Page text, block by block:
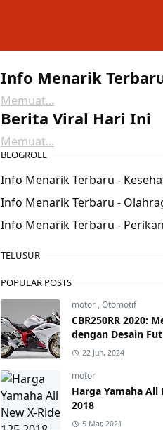
Info Menarik
Memuat...
Berita Viral Hari Ini
Memuat...
BLOGROLL
Info Menarik Terbaru -
Info Menarik Terbaru -
Info Menarik Terbaru -
TELUSUR
POPULAR POSTS
motor ,Otomotif
CBR250RR 2020:
dengan Desain
22 Jun, 2024
motor
Harga Yamaha All
2018
5 Mar, 2021